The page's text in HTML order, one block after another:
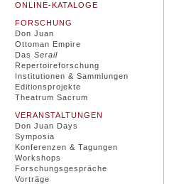
ONLINE-KATALOGE
FORSCHUNG
Don Juan
Ottoman Empire
Das Serail
Repertoireforschung
Institutionen & Sammlungen
Editionsprojekte
Theatrum Sacrum
VERANSTALTUNGEN
Don Juan Days
Symposia
Konferenzen & Tagungen
Workshops
Forschungsgespräche
Vorträge